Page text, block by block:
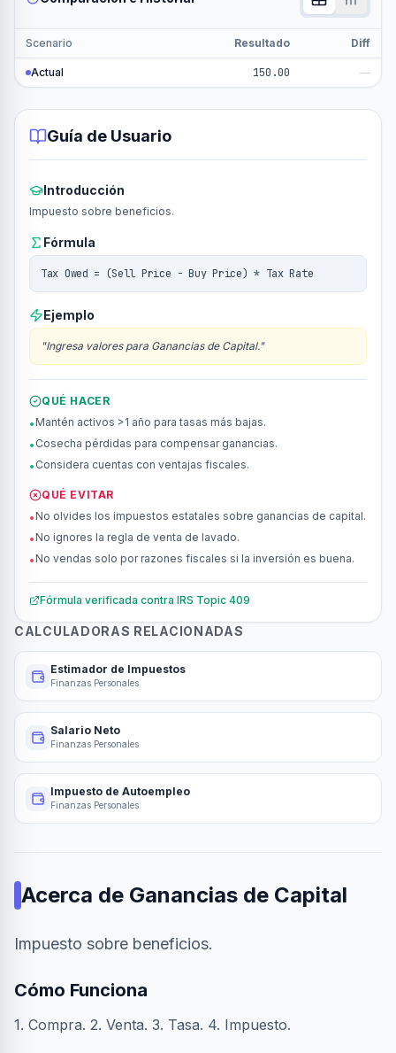
Scenario Resultado Diff
Actual 150.00 —
Guía de Usuario
Introducción
Impuesto sobre beneficios.
Fórmula
Tax Owed = (Sell Price - Buy Price) * Tax Rate
Ejemplo
"Ingresa valores para Ganancias de Capital."
QUÉ HACER
• Mantén activos >1 año para tasas más bajas.
• Cosecha pérdidas para compensar ganancias.
• Considera cuentas con ventajas fiscales.
QUÉ EVITAR
• No olvides los impuestos estatales sobre ganancias de capital.
• No ignores la regla de venta de lavado.
• No vendas solo por razones fiscales si la inversión es buena.
Fórmula verificada contra IRS Topic 409
CALCULADORAS RELACIONADAS
Estimador de Impuestos
Finanzas Personales
Salario Neto
Finanzas Personales
Impuesto de Autoempleo
Finanzas Personales
Acerca de Ganancias de Capital
Impuesto sobre beneficios.
Cómo Funciona
1. Compra. 2. Venta. 3. Tasa. 4. Impuesto.